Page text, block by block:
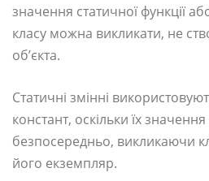
значення статичної функції
класу можна викликати, не
об’єкта.
Статичні змінні
констант, оскільки їх
безпосередньо, викликаючи
його екземпляр.